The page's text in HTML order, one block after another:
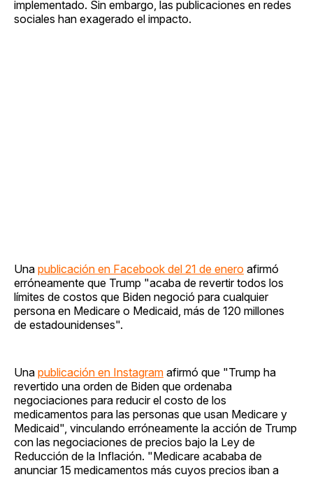
implementado. Sin embargo, las publicaciones en redes
sociales han exagerado el impacto.
Una publicación en Facebook del 21 de enero afirmó
erróneamente que Trump "acaba de revertir todos los
límites de costos que Biden negoció para cualquier
persona en Medicare o Medicaid, más de 120 millones
de estadounidenses".
Una publicación en Instagram afirmó que "Trump ha
revertido una orden de Biden que ordenaba
negociaciones para reducir el costo de los
medicamentos para las personas que usan Medicare y
Medicaid", vinculando erróneamente la acción de Trump
con las negociaciones de precios bajo la Ley de
Reducción de la Inflación. "Medicare acababa de
anunciar 15 medicamentos más cuyos precios iban a